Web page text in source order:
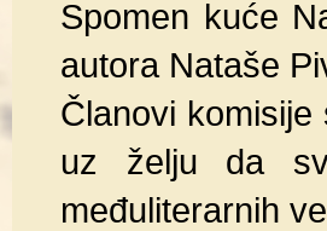
Spomen kuće
autora Nataše
Članovi
uz želju da
međuliterarnih